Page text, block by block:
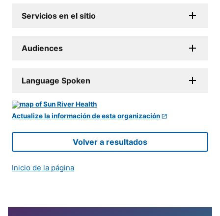
Servicios en el sitio
Audiences
Language Spoken
Actualize la información de esta organización
Volver a resultados
Inicio de la página